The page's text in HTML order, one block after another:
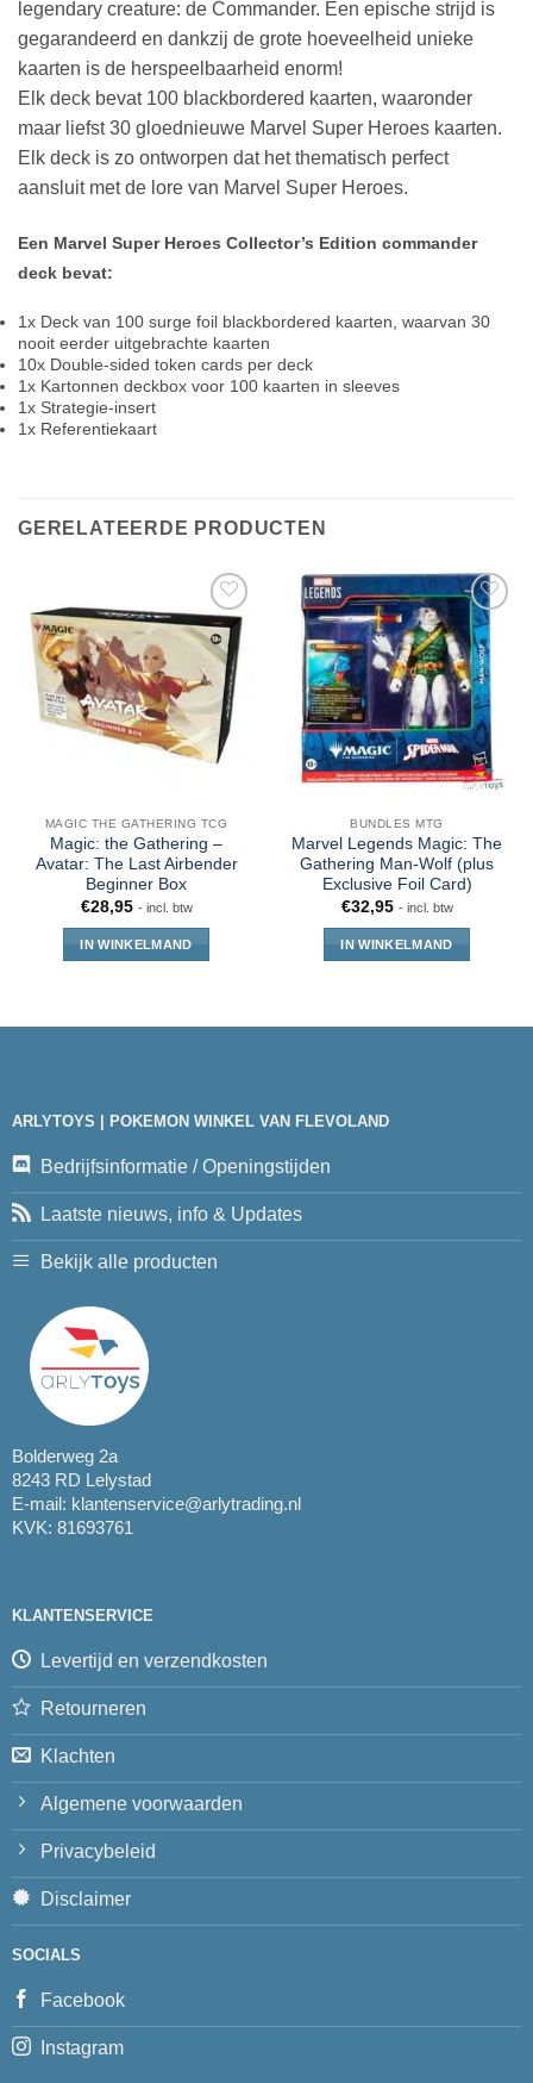
legendary creature: de Commander. Een epische strijd is
gegarandeerd en dankzij de grote hoeveelheid unieke
kaarten is de herspeelbaarheid enorm!
Elk deck bevat 100 blackbordered kaarten, waaronder
maar liefst 30 gloednieuwe Marvel Super Heroes kaarten.
Elk deck is zo ontworpen dat het thematisch perfect
aansluit met de lore van Marvel Super Heroes.
Een Marvel Super Heroes Collector’s Edition commander
deck bevat:
1x Deck van 100 surge foil blackbordered kaarten, waarvan 30
nooit eerder uitgebrachte kaarten
10x Double-sided token cards per deck
1x Kartonnen deckbox voor 100 kaarten in sleeves
1x Strategie-insert
1x Referentiekaart
GERELATEERDE PRODUCTEN
MAGIC THE GATHERING TCG
Magic: the Gathering –
Avatar: The Last Airbender
Beginner Box
€28,95 - incl. btw
IN WINKELMAND
BUNDLES MTG
Marvel Legends Magic: The
Gathering Man-Wolf (plus
Exclusive Foil Card)
€32,95 - incl. btw
IN WINKELMAND
ARLYTOYS | POKEMON WINKEL VAN FLEVOLAND
Bedrijfsinformatie / Openingstijden
Laatste nieuws, info & Updates
Bekijk alle producten
Bolderweg 2a
8243 RD Lelystad
E-mail: klantenservice@arlytrading.nl
KVK: 81693761
KLANTENSERVICE
Levertijd en verzendkosten
Retourneren
Klachten
Algemene voorwaarden
Privacybeleid
Disclaimer
SOCIALS
Facebook
Instagram